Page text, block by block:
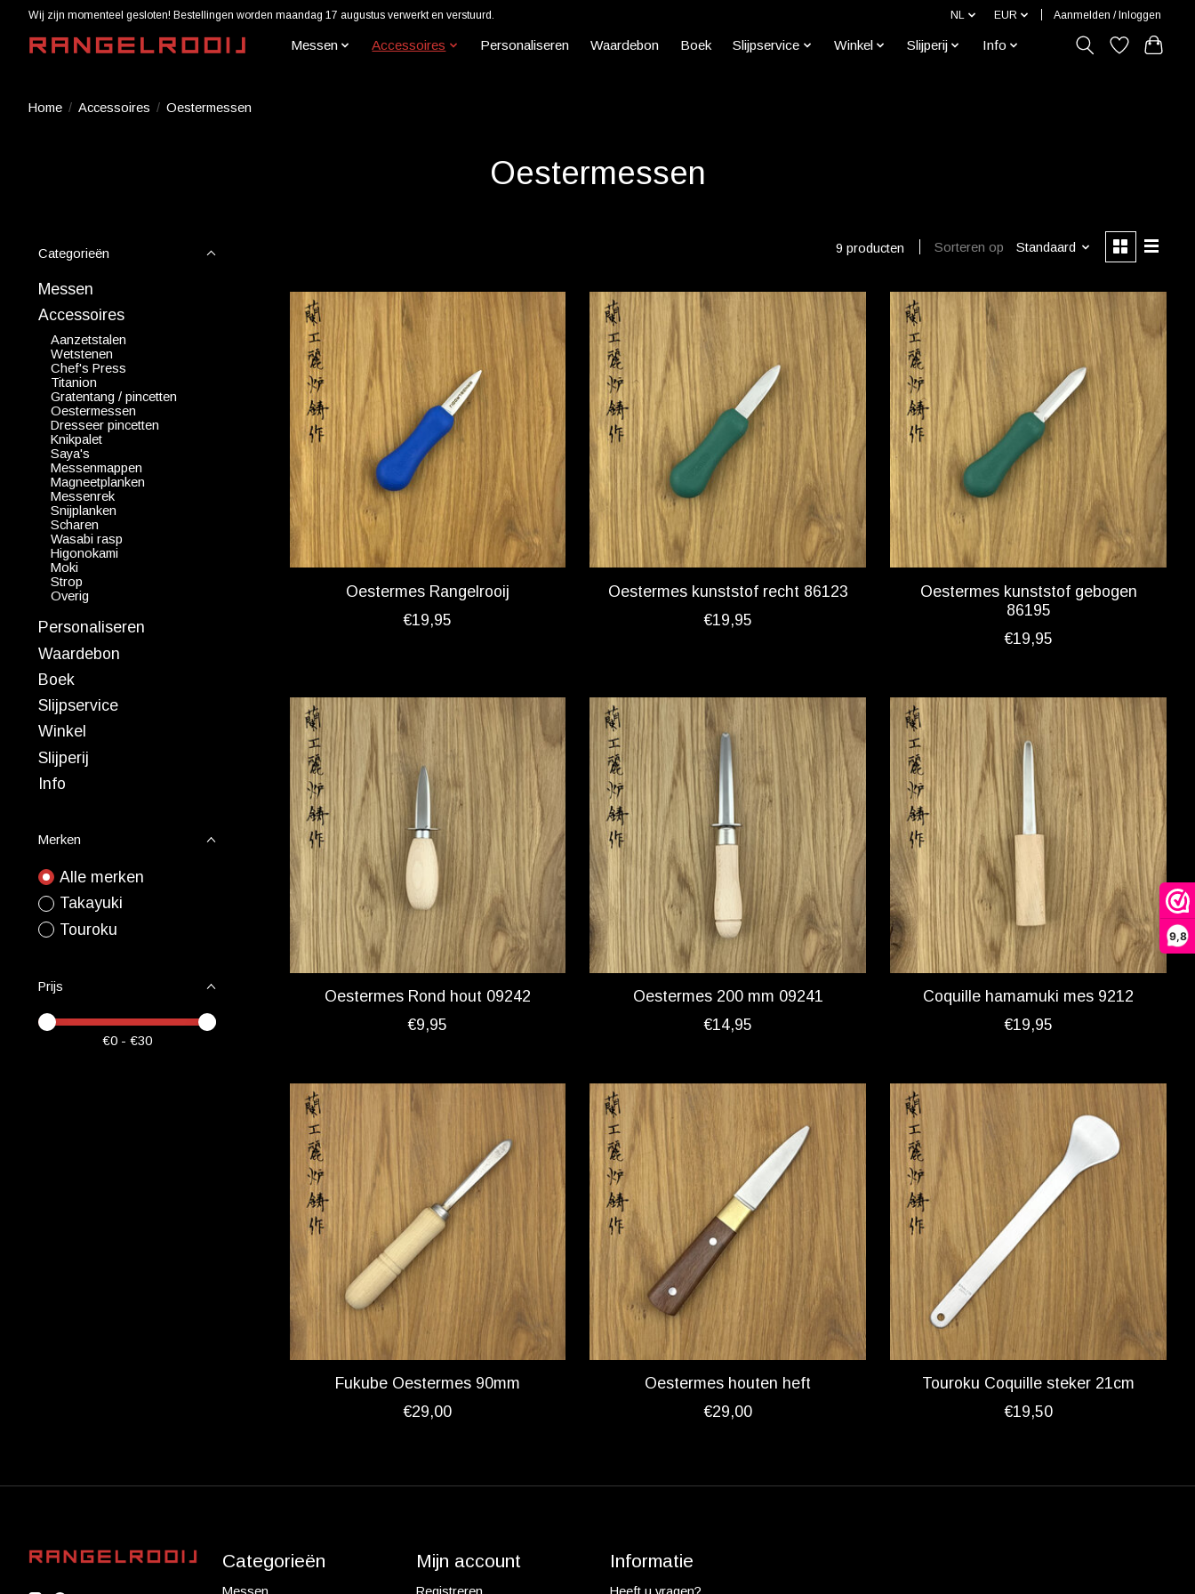
9,8
Wij zijn momenteel gesloten! Bestellingen worden maandag 17 augustus verwerkt en verstuurd. NL EUR Aanmelden / Inloggen
Messen Accessoires Personaliseren Waardebon Boek Slijpservice Winkel Slijperij Info
Home / Accessoires / Oestermessen
Oestermessen
Categorieën
Messen
Accessoires
Aanzetstalen
Wetstenen
Chef's Press
Titanion
Gratentang / pincetten
Oestermessen
Dresseer pincetten
Knikpalet
Saya's
Messenmappen
Magneetplanken
Messenrek
Snijplanken
Scharen
Wasabi rasp
Higonokami
Moki
Strop
Overig
Personaliseren
Waardebon
Boek
Slijpservice
Winkel
Slijperij
Info
Merken
Alle merken
Takayuki
Touroku
Prijs
Minimale prijswaarde
Price maximum value
€0 - €30
9 producten Sorteren op Standaard
Oestermes Rangelrooij
€19,95
Oestermes kunststof recht 86123
€19,95
Oestermes kunststof gebogen
86195
€19,95
Oestermes Rond hout 09242
€9,95
Oestermes 200 mm 09241
€14,95
Coquille hamamuki mes 9212
€19,95
Fukube Oestermes 90mm
€29,00
Oestermes houten heft
€29,00
Touroku Coquille steker 21cm
€19,50
Categorieën
Messen
Mijn account
Registreren
Informatie
Heeft u vragen?